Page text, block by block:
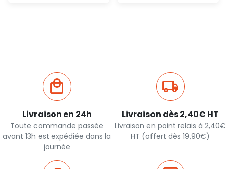
Livraison en 24h
Toute commande passée
avant 13h est expédiée dans la
journée
Livraison dès 2,40€ HT
Livraison en point relais à 2,40€
HT (offert dès 19,90€)